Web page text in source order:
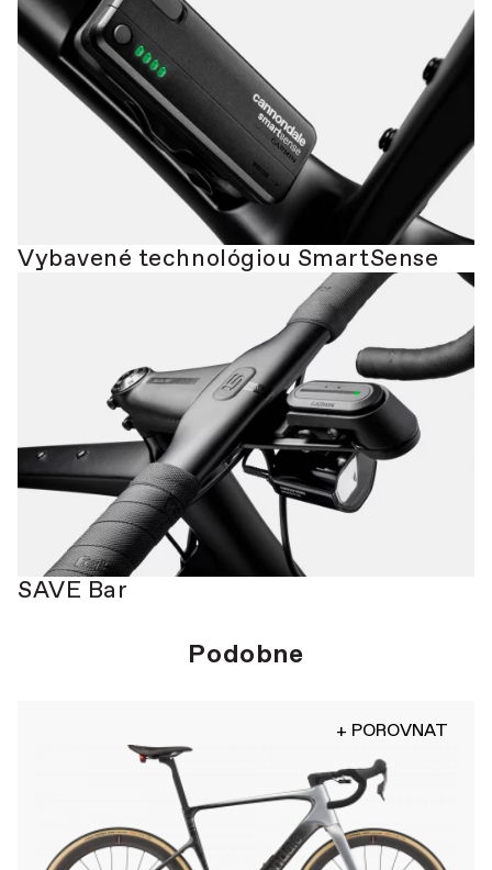
Vybavené technológiou SmartSense
SAVE Bar
Podobne
+ POROVNAT